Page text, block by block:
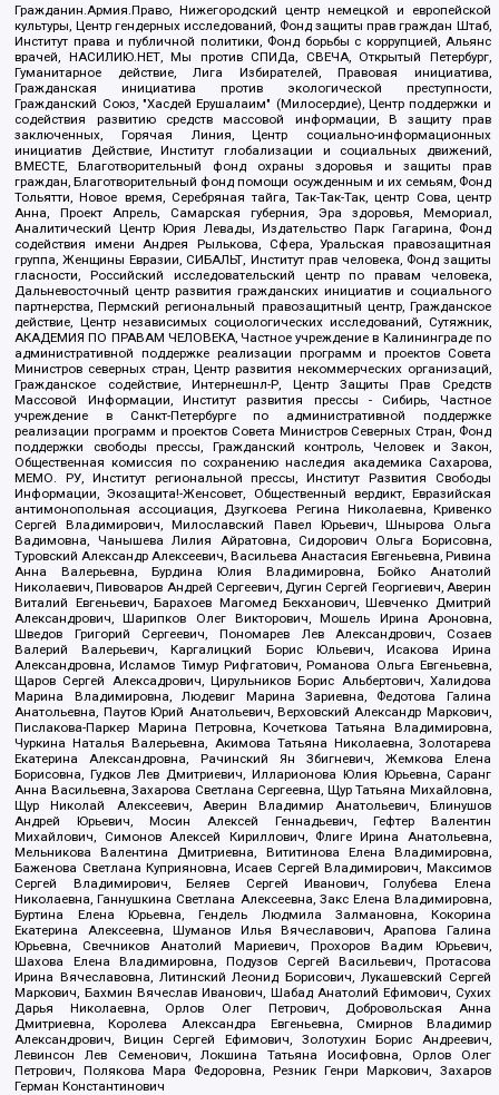
Гражданин.Армия.Право, Нижегородский центр немецкой и европейской
культуры, Центр гендерных исследований, Фонд защиты прав граждан Штаб,
Институт права и публичной политики, Фонд борьбы с коррупцией, Альянс
врачей, НАСИЛИЮ.НЕТ, Мы против СПИДа, СВЕЧА, Открытый Петербург,
Гуманитарное действие, Лига Избирателей, Правовая инициатива,
Гражданская инициатива против экологической преступности,
Гражданский Союз, "Хасдей Ерушалаим" (Милосердие), Центр поддержки и
содействия развитию средств массовой информации, В защиту прав
заключенных, Горячая Линия, Центр социально-информационных
инициатив Действие, Институт глобализации и социальных движений,
ВМЕСТЕ, Благотворительный фонд охраны здоровья и защиты прав
граждан, Благотворительный фонд помощи осужденным и их семьям, Фонд
Тольятти, Новое время, Серебряная тайга, Так-Так-Так, центр Сова, центр
Анна, Проект Апрель, Самарская губерния, Эра здоровья, Мемориал,
Аналитический Центр Юрия Левады, Издательство Парк Гагарина, Фонд
содействия имени Андрея Рылькова, Сфера, Уральская правозащитная
группа, Женщины Евразии, СИБАЛЬТ, Институт прав человека, Фонд защиты
гласности, Российский исследовательский центр по правам человека,
Дальневосточный центр развития гражданских инициатив и социального
партнерства, Пермский региональный правозащитный центр, Гражданское
действие, Центр независимых социологических исследований, Сутяжник,
АКАДЕМИЯ ПО ПРАВАМ ЧЕЛОВЕКА, Частное учреждение в Калининграде по
административной поддержке реализации программ и проектов Совета
Министров северных стран, Центр развития некоммерческих организаций,
Гражданское содействие, Интернешнл-Р, Центр Защиты Прав Средств
Массовой Информации, Институт развития прессы - Сибирь, Частное
учреждение в Санкт-Петербурге по административной поддержке
реализации программ и проектов Совета Министров Северных Стран, Фонд
поддержки свободы прессы, Гражданский контроль, Человек и Закон,
Общественная комиссия по сохранению наследия академика Сахарова,
МЕМО. РУ, Институт региональной прессы, Институт Развития Свободы
Информации, Экозащита!-Женсовет, Общественный вердикт, Евразийская
антимонопольная ассоциация, Дзугкоева Регина Николаевна, Кривенко
Сергей Владимирович, Милославский Павел Юрьевич, Шнырова Ольга
Вадимовна, Чанышева Лилия Айратовна, Сидорович Ольга Борисовна,
Туровский Александр Алексеевич, Васильева Анастасия Евгеньевна, Ривина
Анна Валерьевна, Бурдина Юлия Владимировна, Бойко Анатолий
Николаевич, Пивоваров Андрей Сергеевич, Дугин Сергей Георгиевич, Аверин
Виталий Евгеньевич, Барахоев Магомед Бекханович, Шевченко Дмитрий
Александрович, Шарипков Олег Викторович, Мошель Ирина Ароновна,
Шведов Григорий Сергеевич, Пономарев Лев Александрович, Созаев
Валерий Валерьевич, Каргалицкий Борис Юльевич, Исакова Ирина
Александровна, Исламов Тимур Рифгатович, Романова Ольга Евгеньевна,
Щаров Сергей Алексадрович, Цирульников Борис Альбертович, Халидова
Марина Владимировна, Людевиг Марина Зариевна, Федотова Галина
Анатольевна, Паутов Юрий Анатольевич, Верховский Александр Маркович,
Пислакова-Паркер Марина Петровна, Кочеткова Татьяна Владимировна,
Чуркина Наталья Валерьевна, Акимова Татьяна Николаевна, Золотарева
Екатерина Александровна, Рачинский Ян Збигневич, Жемкова Елена
Борисовна, Гудков Лев Дмитриевич, Илларионова Юлия Юрьевна, Саранг
Анна Васильевна, Захарова Светлана Сергеевна, Щур Татьяна Михайловна,
Щур Николай Алексеевич, Аверин Владимир Анатольевич, Блинушов
Андрей Юрьевич, Мосин Алексей Геннадьевич, Гефтер Валентин
Михайлович, Симонов Алексей Кириллович, Флиге Ирина Анатольевна,
Мельникова Валентина Дмитриевна, Вититинова Елена Владимировна,
Баженова Светлана Куприяновна, Исаев Сергей Владимирович, Максимов
Сергей Владимирович, Беляев Сергей Иванович, Голубева Елена
Николаевна, Ганнушкина Светлана Алексеевна, Закс Елена Владимировна,
Буртина Елена Юрьевна, Гендель Людмила Залмановна, Кокорина
Екатерина Алексеевна, Шуманов Илья Вячеславович, Арапова Галина
Юрьевна, Свечников Анатолий Мариевич, Прохоров Вадим Юрьевич,
Шахова Елена Владимировна, Подузов Сергей Васильевич, Протасова
Ирина Вячеславовна, Литинский Леонид Борисович, Лукашевский Сергей
Маркович, Бахмин Вячеслав Иванович, Шабад Анатолий Ефимович, Сухих
Дарья Николаевна, Орлов Олег Петрович, Добровольская Анна
Дмитриевна, Королева Александра Евгеньевна, Смирнов Владимир
Александрович, Вицин Сергей Ефимович, Золотухин Борис Андреевич,
Левинсон Лев Семенович, Локшина Татьяна Иосифовна, Орлов Олег
Петрович, Полякова Мара Федоровна, Резник Генри Маркович, Захаров
Герман Константинович